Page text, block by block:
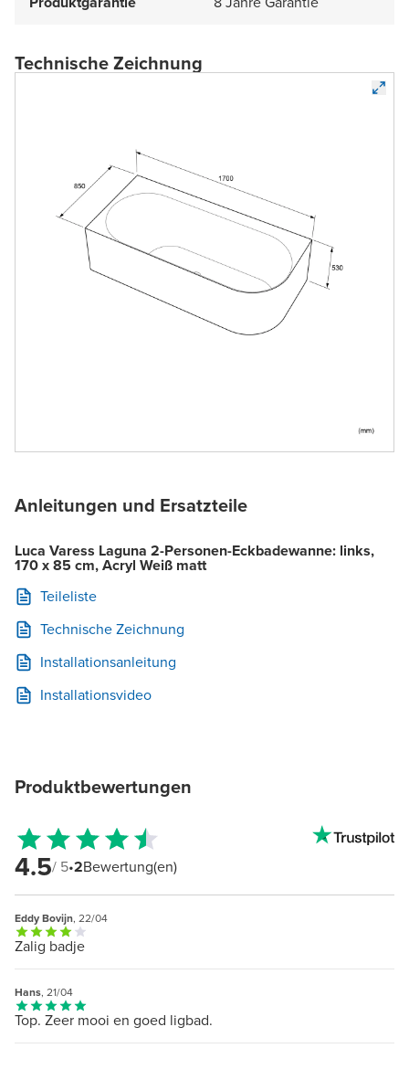
Technische Zeichnung
Anleitungen und Ersatzteile
Luca Varess Laguna 2-Personen-Eckbadewanne: links,
170 x 85 cm, Acryl Weiß matt
Teileliste
Technische Zeichnung
Installationsanleitung
Installationsvideo
Produktbewertungen
4.5/ 5•2Bewertung(en)
Eddy Bovijn, 22/04
Zalig badje
Hans, 21/04
Top. Zeer mooi en goed ligbad.